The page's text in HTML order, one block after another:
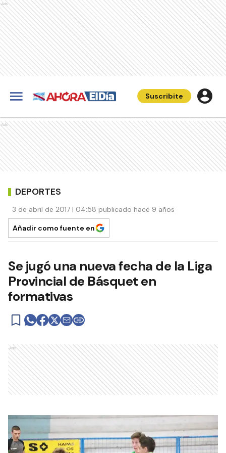
Ads
Suscribite
Ads
DEPORTES
3 de abril de 2017 | 04:58 publicado hace 9 años
Añadir como fuente en
Se jugó una nueva fecha de la Liga
Provincial de Básquet en
formativas
Ads